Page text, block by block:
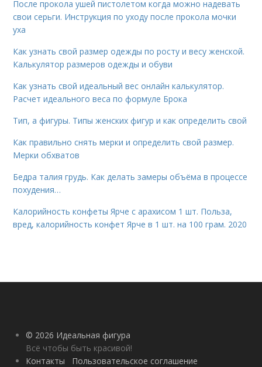
После прокола ушей пистолетом когда можно надевать
свои серьги. Инструкция по уходу после прокола мочки
уха
Как узнать свой размер одежды по росту и весу женской.
Калькулятор размеров одежды и обуви
Как узнать свой идеальный вес онлайн калькулятор.
Расчет идеального веса по формуле Брока
Тип, а фигуры. Типы женских фигур и как определить свой
Как правильно снять мерки и определить свой размер.
Мерки обхватов
Бедра талия грудь. Как делать замеры объёма в процессе
похудения…
Калорийность конфеты Ярче с арахисом 1 шт. Польза,
вред, калорийность конфет Ярче в 1 шт. на 100 грам. 2020
© 2026 Идеальная фигура
Всё чтобы быть красивой!
Контакты
Пользовательское соглашение